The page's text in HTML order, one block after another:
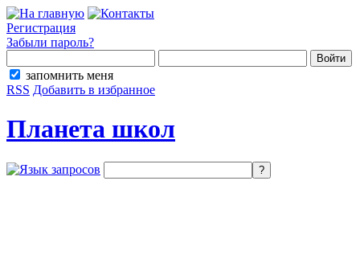
Регистрация
Забыли пароль?
запомнить меня
RSS Добавить в избранное
Планета школ